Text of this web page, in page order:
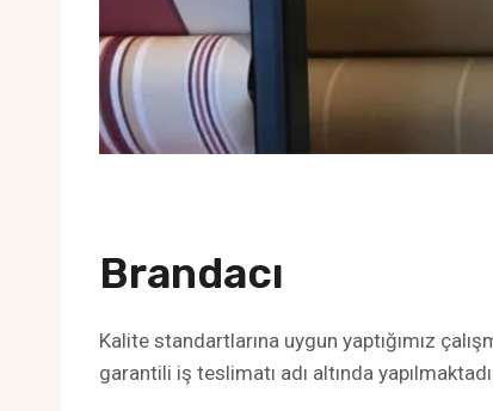
Brandacı
Kalite standartlarına uygun yaptığımız
garantili iş teslimatı adı altında